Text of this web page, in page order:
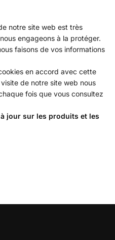
notre site web est très
engageons à la protéger.
faisons de vos informations
en accord avec cette
de notre site web nous
fois que vous consultez
jour sur les produits et les